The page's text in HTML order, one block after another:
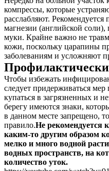
компрессы, которые
расслабляют.
магнезии (английской
муки. Крайне важно не
кожи, поскольку царапины
заболеваниям и усложняют
Чтобы избежать
следует придерживаться
купаться в загрязненных и
берегу имеются знаки,
в данном месте запрещено,
правило.Не рекомендуется
каким-то другим образом
мелко и много водной
водных пространств, на
количество уток.